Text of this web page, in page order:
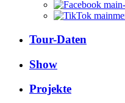
Tour-Daten
Show
Projekte